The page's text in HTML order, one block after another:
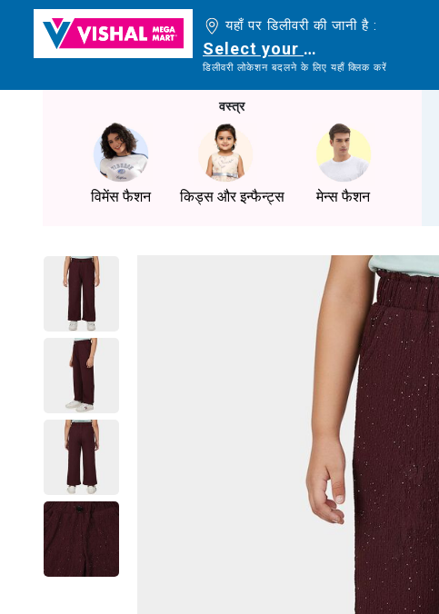
यहाँ पर डिलीवरी की जानी है :
Select your delivery location
डिलीवरी लोकेशन बदलने के लिए यहाँ क्लिक करें
वस्त्र
विमेंस फैशन किड्स और इन्फैन्ट्स मेन्स फैशन